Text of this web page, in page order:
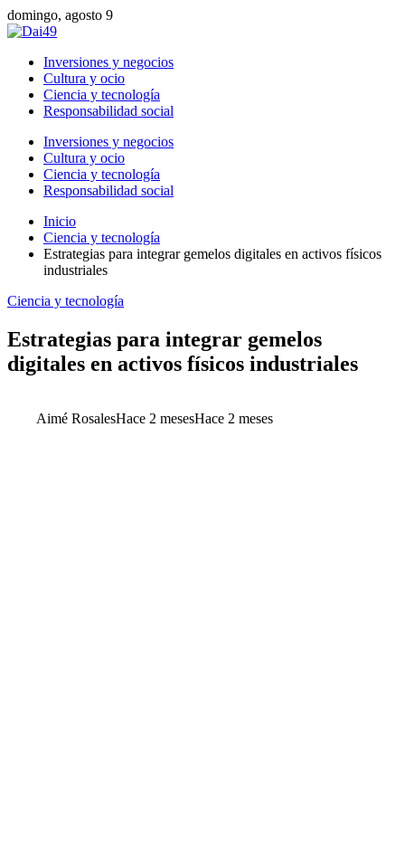
domingo, agosto 9
Inversiones y negocios
Cultura y ocio
Ciencia y tecnología
Responsabilidad social
Inversiones y negocios
Cultura y ocio
Ciencia y tecnología
Responsabilidad social
Inicio
Ciencia y tecnología
Estrategias para integrar gemelos digitales en activos físicos
industriales
Ciencia y tecnología
Estrategias para integrar gemelos
digitales en activos físicos industriales
Aimé RosalesHace 2 mesesHace 2 meses